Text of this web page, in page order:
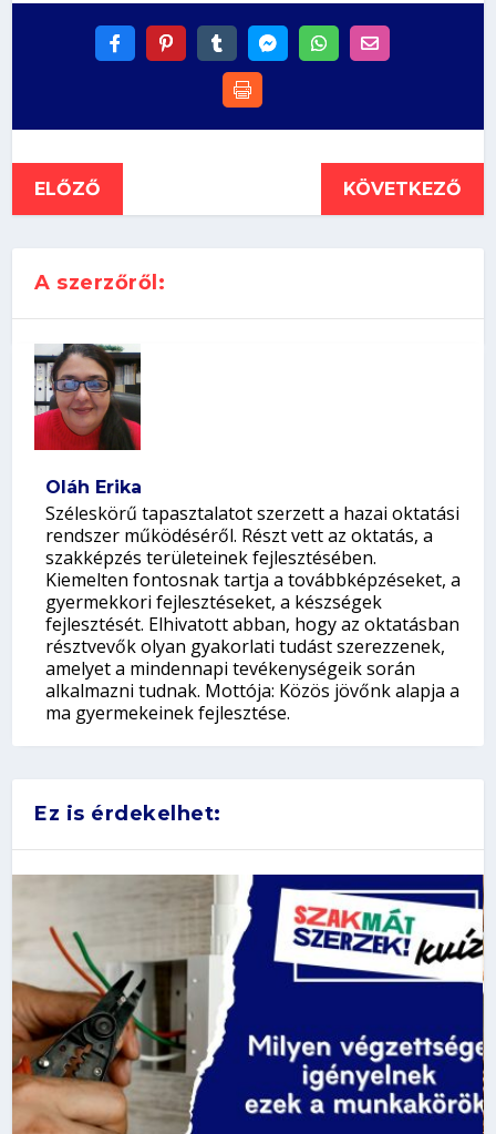
ELŐZŐ KÖVETKEZŐ
A szerzőről:
Oláh Erika
Széleskörű tapasztalatot szerzett a hazai oktatási
rendszer működéséről. Részt vett az oktatás, a
szakképzés területeinek fejlesztésében.
Kiemelten fontosnak tartja a továbbképzéseket, a
gyermekkori fejlesztéseket, a készségek
fejlesztését. Elhivatott abban, hogy az oktatásban
résztvevők olyan gyakorlati tudást szerezzenek,
amelyet a mindennapi tevékenységeik során
alkalmazni tudnak. Mottója: Közös jövőnk alapja a
ma gyermekeinek fejlesztése.
Ez is érdekelhet: